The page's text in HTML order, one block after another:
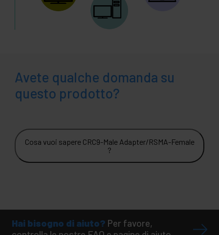
Avete qualche domanda su
questo prodotto?
Cosa vuoi sapere CRC9-Male Adapter/RSMA-Female
?
Hai bisogno di aiuto? Per favore,